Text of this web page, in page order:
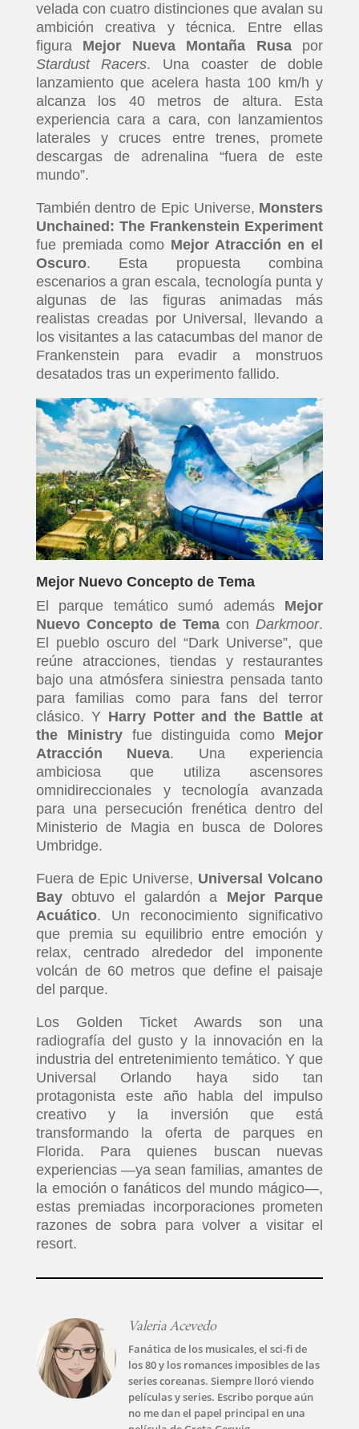
velada con cuatro distinciones que avalan su
ambición creativa y técnica. Entre ellas
figura Mejor Nueva Montaña Rusapor
Stardust Racers. Una coaster de doble
lanzamiento que acelera hasta 100 km/h y
alcanza los 40 metros de altura. Esta
experiencia cara a cara, con lanzamientos
laterales y cruces entre trenes, promete
descargas de adrenalina “fuera de este
mundo”.
También dentro de Epic Universe, Monsters
Unchained: The Frankenstein Experiment
fue premiada como Mejor Atracción en el
Oscuro. Esta propuesta combina
escenarios a gran escala, tecnología punta y
algunas de las figuras animadas más
realistas creadas por Universal, llevando a
los visitantes a las catacumbas del manor de
Frankenstein para evadir a monstruos
desatados tras un experimento fallido.
Mejor Nuevo Concepto de Tema
El parque temático sumó además Mejor
Nuevo Concepto de Tema con Darkmoor.
El pueblo oscuro del “Dark Universe”, que
reúne atracciones, tiendas y restaurantes
bajo una atmósfera siniestra pensada tanto
para familias como para fans del terror
clásico. Y Harry Potter and the Battle at
the Ministryfue distinguida como Mejor
Atracción Nueva. Una experiencia
ambiciosa que utiliza ascensores
omnidireccionales y tecnología avanzada
para una persecución frenética dentro del
Ministerio de Magia en busca de Dolores
Umbridge.
Fuera de Epic Universe, Universal Volcano
Bayobtuvo el galardón a Mejor Parque
Acuático. Un reconocimiento significativo
que premia su equilibrio entre emoción y
relax, centrado alrededor del imponente
volcán de 60 metros que define el paisaje
del parque.
Los Golden Ticket Awards son una
radiografía del gusto y la innovación en la
industria del entretenimiento temático. Y que
Universal Orlando haya sido tan
protagonista este año habla del impulso
creativo y la inversión que está
transformando la oferta de parques en
Florida. Para quienes buscan nuevas
experiencias —ya sean familias, amantes de
la emoción o fanáticos del mundo mágico—,
estas premiadas incorporaciones prometen
razones de sobra para volver a visitar el
resort.
Valeria Acevedo
Fanática de los musicales, el sci-fi de
los 80 y los romances imposibles de las
series coreanas. Siempre lloró viendo
películas y series. Escribo porque aún
no me dan el papel principal en una